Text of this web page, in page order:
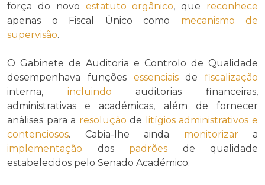
força do novo estatuto orgânico, que reconhece
apenas o Fiscal Único como mecanismo de
supervisão.
O Gabinete de Auditoria e Controlo de Qualidade
desempenhava funções essenciaisde fiscalização
interna, incluindo auditorias financeiras,
administrativas e académicas, além de fornecer
análises para a resolução de
litígios administrativos e
contenciosos. Cabia-lhe ainda monitorizara
implementação dos padrões de qualidade
estabelecidos pelo Senado Académico.